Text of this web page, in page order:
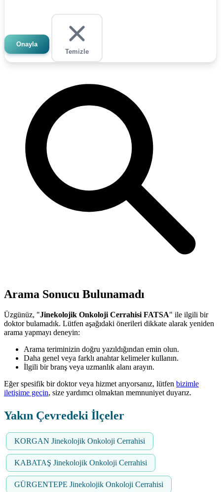
Onayla
Temizle
Arama Sonucu Bulunamadı
Üzgünüz, "Jinekolojik Onkoloji Cerrahisi FATSA" ile ilgili bir
doktor bulamadık. Lütfen aşağıdaki önerileri dikkate alarak yeniden
arama yapmayı deneyin:
Arama teriminizin doğru yazıldığından emin olun.
Daha genel veya farklı anahtar kelimeler kullanın.
İlgili bir branş veya uzmanlık alanı arayın.
Eğer spesifik bir doktor veya hizmet arıyorsanız, lütfen bizimle
iletişime geçin, size yardımcı olmaktan memnuniyet duyarız.
Yakın Çevredeki İlçeler
KORGAN Jinekolojik Onkoloji Cerrahisi
KABATAŞ Jinekolojik Onkoloji Cerrahisi
GÜRGENTEPE Jinekolojik Onkoloji Cerrahisi